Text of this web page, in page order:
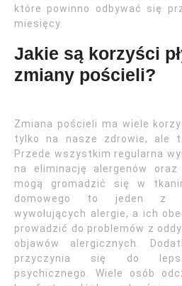
które powinno odbywać się
miesięcy.
Jakie są korzyści
zmiany pościeli?
Zmiana pościeli ma wiele
tylko na nasze zdrowie, ale
Przede wszystkim regularna
na eliminację alergenów
mogą gromadzić się w
domowego to jeden z
wywołujących alergie, a ich
prowadzić do problemów z
objawów alergicznych.
przyczynia się do
psychicznego. Wiele osób